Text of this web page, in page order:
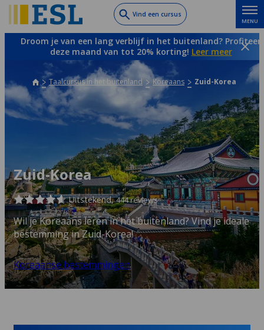
to
main
Vind een cursus
MENU
Droom je van een lang verblijf in het buitenland? Profiteer
deze maand van tot 20% korting! Leer meer
Taalcursus in het buitenland Koreaans Zuid-Korea
Zuid-Korea
Uitstekend,444 reviews
Wil je Koreaans leren in het buitenland? Vind je ideale
bestemming in Zuid-Korea!
Koreaanse bestemmingen